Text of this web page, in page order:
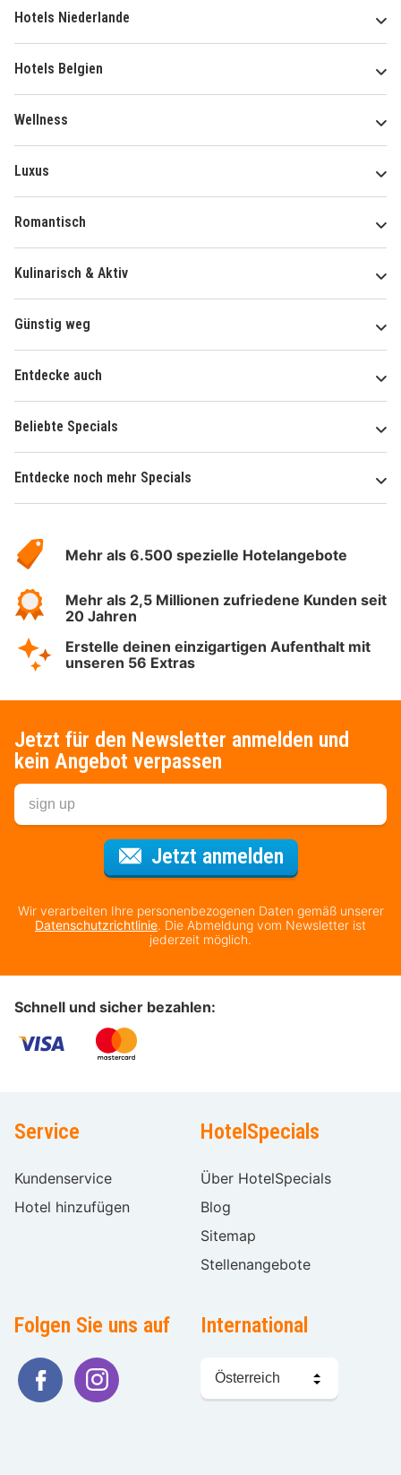
Hotels Niederlande
Hotels Belgien
Wellness
Luxus
Romantisch
Kulinarisch & Aktiv
Günstig weg
Entdecke auch
Beliebte Specials
Entdecke noch mehr Specials
Hotelspecials
Mehr als 6.500 spezielle Hotelangebote
Mehr als 2,5 Millionen zufriedene Kunden seit
20 Jahren
Erstelle deinen einzigartigen Aufenthalt mit
unseren 56 Extras
Jetzt für den Newsletter anmelden und
kein Angebot verpassen
Jetzt anmeldenFür den
Wir verarbeiten Ihre personenbezogenen Daten gemäß unserer
Datenschutzrichtlinie. Die Abmeldung vom Newsletter ist
jederzeit möglich.
Schnell und sicher bezahlen:
Service
Kundenservice
Hotel hinzufügen
HotelSpecials
Über HotelSpecials
Blog
Sitemap
Stellenangebote
Folgen Sie uns auf International
Sprache
wählen